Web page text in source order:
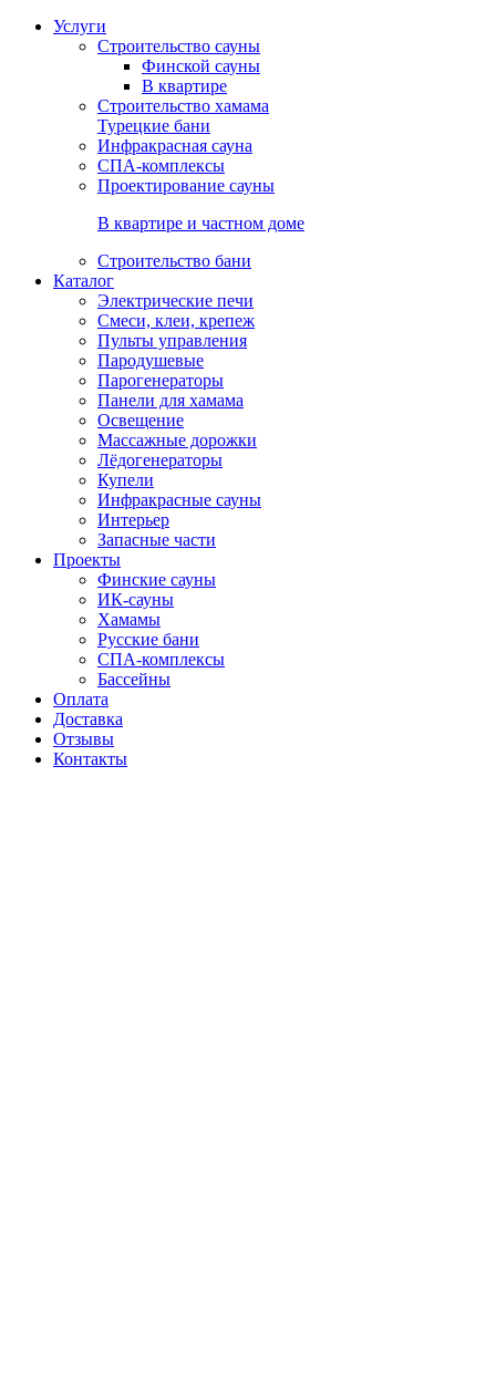
Услуги
Строительство сауны
Финской сауны
В квартире
Строительство хамама
Турецкие бани
Инфракрасная сауна
СПА-комплексы
Проектирование сауны
В квартире и частном доме
Строительство бани
Каталог
Электрические печи
Смеси, клеи, крепеж
Пульты управления
Пародушевые
Парогенераторы
Панели для хамама
Освещение
Массажные дорожки
Лёдогенераторы
Купели
Инфракрасные сауны
Интерьер
Запасные части
Проекты
Финские сауны
ИК-сауны
Хамамы
Русские бани
СПА-комплексы
Бассейны
Оплата
Доставка
Отзывы
Контакты